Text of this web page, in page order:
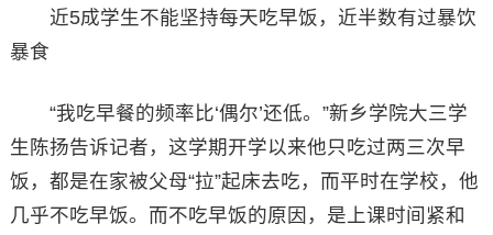
近5成学生不能坚持每天吃早饭，近半数有过暴饮
暴食
“我吃早餐的频率比‘偶尔’还低。”新乡学院大三学
生陈扬告诉记者，这学期开学以来他只吃过两三次早
饭，都是在家被父母“拉”起床去吃，而平时在学校，他
几乎不吃早饭。而不吃早饭的原因，是上课时间紧和